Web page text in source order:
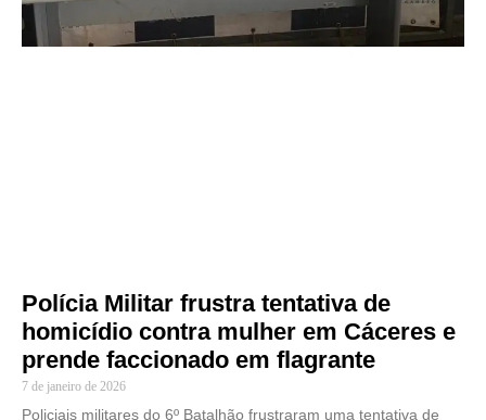
Polícia Militar frustra tentativa de
homicídio contra mulher em Cáceres e
prende faccionado em flagrante
7 de janeiro de 2026
Policiais militares do 6º Batalhão frustraram uma tentativa de